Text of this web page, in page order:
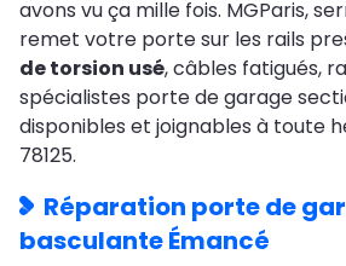
avons vu ça mille fois. MGParis,
remet votre porte sur les rails
de torsion usé, câbles fatigués,
spécialistes porte de garage
disponibles et joignables à toute
78125.
Réparation porte de
basculante Émancé